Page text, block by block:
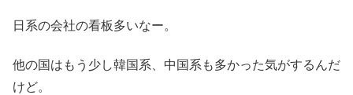
日系の会社の看板多いなー。
他の国はもう少し韓国系、中国系も多かった気がするんだ
けど。